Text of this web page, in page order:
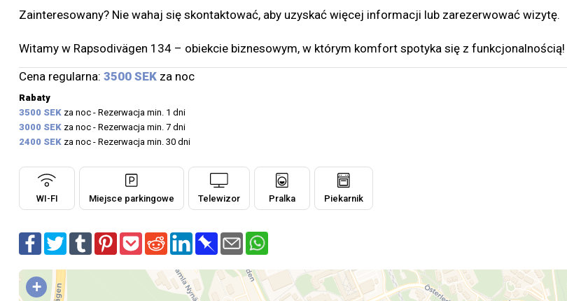
Zainteresowany? Nie wahaj się skontaktować, aby uzyskać więcej informacji lub zarezerwować wizytę.
Witamy w Rapsodivägen 134 – obiekcie biznesowym, w którym komfort spotyka się z funkcjonalnością!
Cena regularna: 3500 SEK za noc
Rabaty
3500 SEK za noc - Rezerwacja min. 1 dni
3000 SEK za noc - Rezerwacja min. 7 dni
2400 SEK za noc - Rezerwacja min. 30 dni
WI-FI Miejsce parkingowe Telewizor Pralka Piekarnik
+